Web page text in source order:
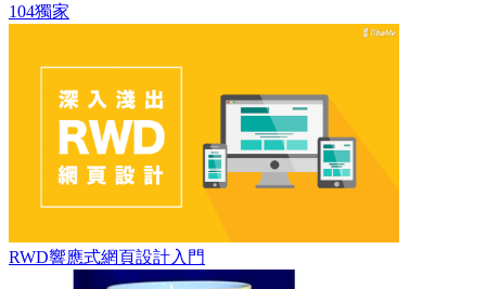
104獨家
RWD響應式網頁設計入門